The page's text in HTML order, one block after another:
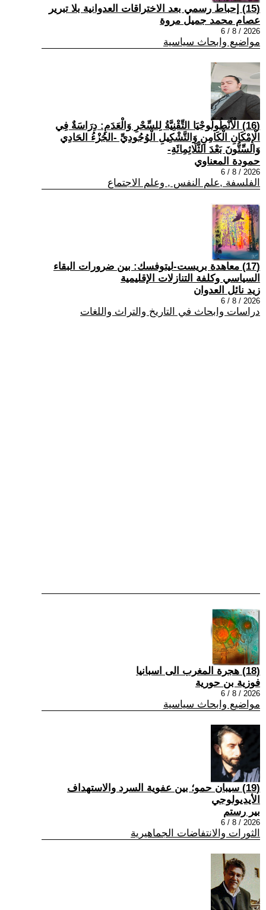
(15) إحباط رسمي بعد الاختراقات العدوانية بلا تبرير
عصام محمد جميل مروة
2026 / 8 / 6
مواضيع وابحاث سياسية
(16) الْأَنْطُولُوجْيَا التِّقْنِيَّةُ لِلسِّحْرِ وَالْعَدَمِ: دِرَاسَةٌ فِي
الْإِمْكَانِ الْكَامِنِ وَالتَّشْكِيلِ الْوُجُودِيِّ -الجُزْءُ الحَادِي
وَالسِّتُّونَ بَعْدَ الثَّلَاثِمِائَةِ-
حمودة المعناوي
2026 / 8 / 6
الفلسفة ,علم النفس , وعلم الاجتماع
(17) معاهدة بريست-ليتوفسك: بين ضرورات البقاء
السياسي وكلفة التنازلات الإقليمية
زيد نائل العدوان
2026 / 8 / 6
دراسات وابحاث في التاريخ والتراث واللغات
(18) هجرة المغرب الى اسبانيا
فوزية بن حورية
2026 / 8 / 6
مواضيع وابحاث سياسية
(19) سيبان حمو؛ بين عفوية السرد والاستهداف
الأيديولوجي
بير رستم
2026 / 8 / 6
الثورات والانتفاضات الجماهيرية